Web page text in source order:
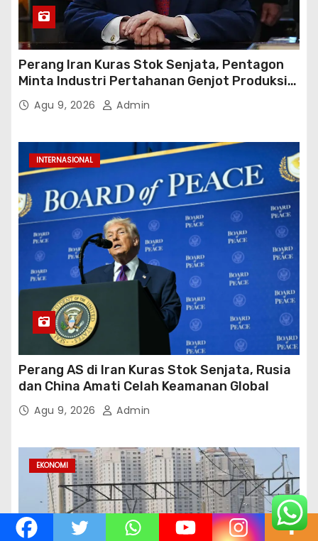
Perang Iran Kuras Stok Senjata, Pentagon
Minta Industri Pertahanan Genjot Produksi
dalam 21 Hari
Agu 9, 2026 Admin
INTERNASIONAL
Perang AS di Iran Kuras Stok Senjata, Rusia
dan China Amati Celah Keamanan Global
Agu 9, 2026 Admin
EKONOMI